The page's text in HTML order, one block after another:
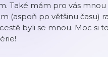
Také mám pro vás
(aspoň po většinu času)
byli se mnou. Moc si